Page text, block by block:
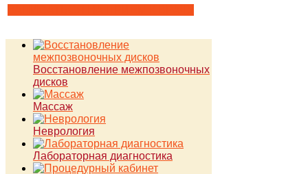
Восстановление межпозвоночных
дисков
Массаж
Неврология
Лабораторная диагностика